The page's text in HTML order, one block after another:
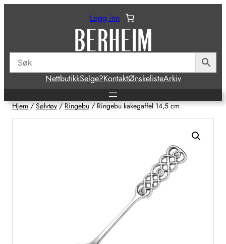
Logg inn
NettbutikkSelge?KontaktØnskelisteArkiv
Hjem/Sølvtøy/Ringebu/ Ringebu kakegaffel 14,5 cm